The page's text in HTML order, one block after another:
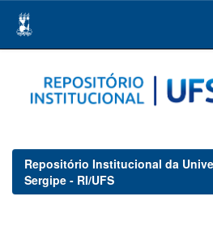
navigation
Repositório Institucional da
Sergipe - RI/UFS